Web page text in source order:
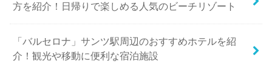
方を紹介！日帰りで楽しめる人気のビーチリゾート
「バルセロナ」サンツ駅周辺のおすすめホテルを紹
介！観光や移動に便利な宿泊施設